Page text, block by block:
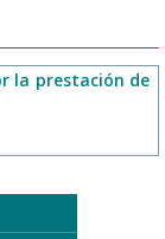
la prestación de